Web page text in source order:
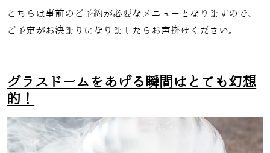
こちらは事前のご予約が必要なメニューとなりますので、
ご予定がお決まりになりましたらお声掛けください。
グラスドームをあげる瞬間はとても幻想
的！